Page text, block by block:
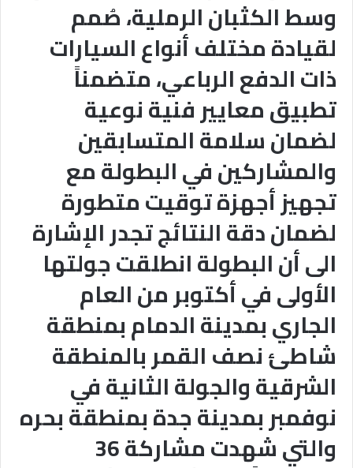
وسط الكثبان الرملية، صُمم
لقيادة مختلف أنواع السيارات
ذات الدفع الرباعي، متضمناً
تطبيق معايير فنية نوعية
لضمان سلامة المتسابقين
والمشاركين في البطولة مع
تجهيز أجهزة توقيت متطورة
لضمان دقة النتائج تجدر الإشارة
الى أن البطولة انطلقت جولتها
الأولى في أكتوبر من العام
الجاري بمدينة الدمام بمنطقة
شاطئ نصف القمر بالمنطقة
الشرقية والجولة الثانية في
نوفمبر بمدينة جدة بمنطقة بحره
والتي شهدت مشاركة 36